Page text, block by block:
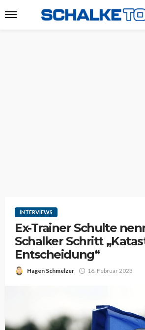
INTERVIEWS
Ex-Trainer Schulte
Schalker Schritt
Entscheidung“
Hagen Schmelzer 16. Februar 2023